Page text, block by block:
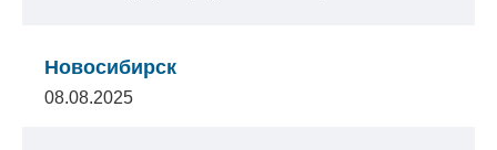
Новосибирск
08.08.2025